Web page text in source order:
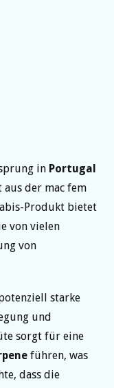
in Portugal
der mac fem
Produkt bietet
von vielen
von
starke
und
sorgt für eine
führen, was
dass die